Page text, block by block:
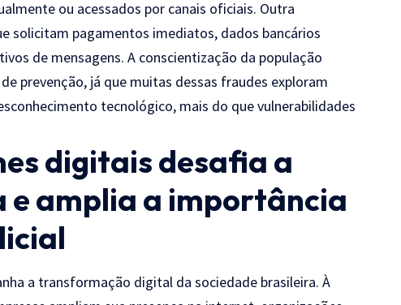
ou acessados por canais oficiais. Outra
solicitam pagamentos imediatos, dados bancários
de mensagens. A conscientização da população
prevenção, já que muitas dessas fraudes exploram
tecnológico, mais do que vulnerabilidades
digitais desafia a
e amplia a importância
a transformação digital da sociedade brasileira. À